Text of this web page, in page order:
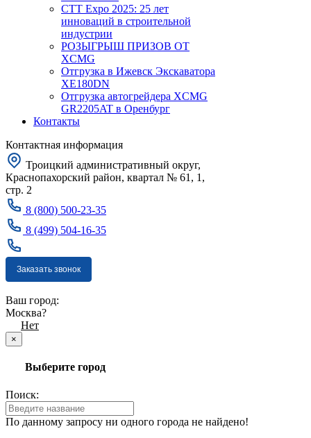
CTT Expo 2025: 25 лет
инноваций в строительной
индустрии
РОЗЫГРЫШ ПРИЗОВ ОТ
XCMG
Отгрузка в Ижевск Экскаватора
XE180DN
Отгрузка автогрейдера XCMG
GR2205AT в Оренбург
Контакты
Контактная информация
Троицкий административный округ,
Краснопахорский район, квартал № 61, 1,
стр. 2
8 (800) 500-23-35
8 (499) 504-16-35
Заказать звонок
Ваш город:
Москва?
Нет
×
Выберите город
Поиск:
По данному запросу ни одного города не найдено!